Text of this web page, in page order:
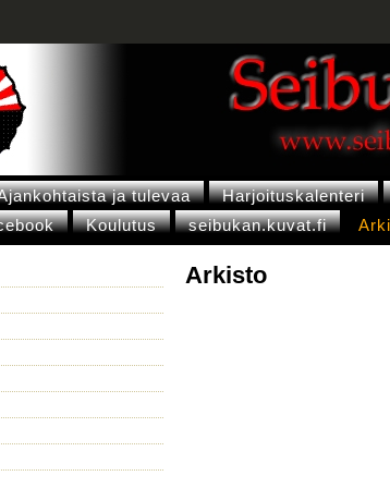
ja tulevaa Harjoituskalenteri
Koulutus seibukan.kuvat.fi
Arkisto